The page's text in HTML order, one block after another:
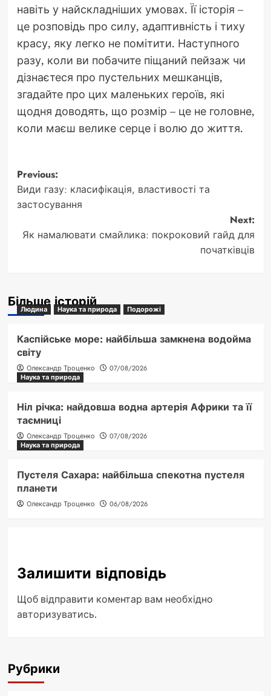
навіть у найскладніших умовах. Її історія –
це розповідь про силу, адаптивність і тиху
красу, яку легко не помітити. Наступного
разу, коли ви побачите піщаний пейзаж чи
дізнаєтеся про пустельних мешканців,
згадайте про цих маленьких героїв, які
щодня доводять, що розмір – це не головне,
коли маєш велике серце і волю до життя.
Post
navigation
Previous:
Види газу: класифікація, властивості та
застосування
Next:
Як намалювати смайлика: покроковий гайд для
початківців
Більше історій
Людина Наука та природа Подорожі
Каспійське море: найбільша замкнена водойма
світу
Олександр Троценко
07/08/2026
Наука та природа
Ніл річка: найдовша водна артерія Африки та її
таємниці
Олександр Троценко
07/08/2026
Наука та природа
Пустеля Сахара: найбільша спекотна пустеля
планети
Олександр Троценко 06/08/2026
Залишити відповідь
Щоб відправити коментар вам необхідно
авторизуватись.
Рубрики